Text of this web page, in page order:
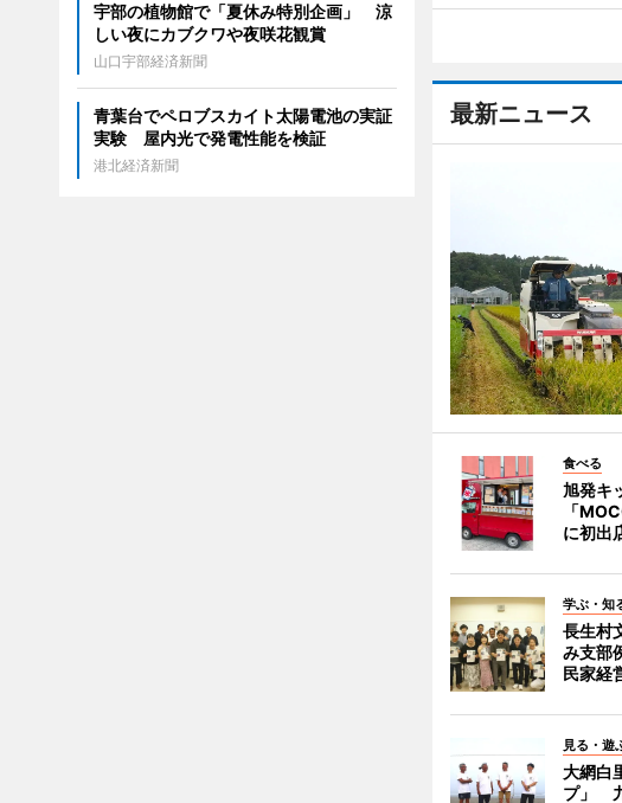
最新ニュース
食べる
旭発キ
「
に初出
学ぶ・知
長生村
み支部
民家経
見る・遊
大網白
プ」
宇部の植物館で「夏休み特別企画」 涼
しい夜にカブクワや夜咲花観賞
山口宇部経済新聞
青葉台でペロブスカイト太陽電池の実証
実験 屋内光で発電性能を検証
港北経済新聞